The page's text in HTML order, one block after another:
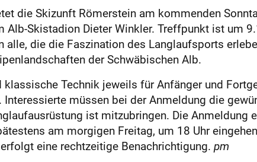
die Skizunft Römerstein am kommenden
Skistadion Dieter Winkler. Treffpunkt ist um
die die Faszination des Langlaufsports
der Schwäbischen Alb.
Technik jeweils für Anfänger und
Interessierte müssen bei der Anmeldung die
ist mitzubringen. Die Anmeldung
am morgigen Freitag, um 18 Uhr
eine rechtzeitige Benachrichtigung. pm